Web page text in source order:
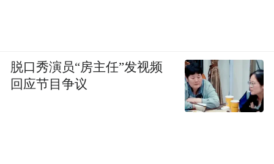
脱口秀演员“房主任”发视频
回应节目争议